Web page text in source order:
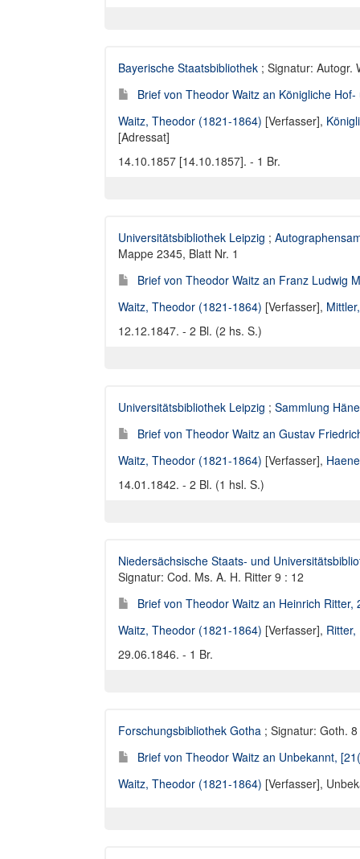
Bayerische Staatsbibliothek ; Signatur: Autogr.
Brief von Theodor Waitz an Königliche
Waitz, Theodor (1821-1864) [Verfasser],
[Adressat]
14.10.1857 [14.10.1857]. - 1 Br.
Universitätsbibliothek Leipzig ;
Mappe 2345, Blatt Nr. 1
Brief von Theodor Waitz an Franz Ludwig
Waitz, Theodor (1821-1864) [Verfasser],
12.12.1847. - 2 Bl. (2 hs. S.)
Universitätsbibliothek Leipzig ; Sammlung
Brief von Theodor Waitz an Gustav
Waitz, Theodor (1821-1864) [Verfasser],
14.01.1842. - 2 Bl. (1 hsl. S.)
Niedersächsische Staats- und
Signatur: Cod. Ms. A. H. Ritter 9 : 12
Brief von Theodor Waitz an Heinrich Ritter,
Waitz, Theodor (1821-1864) [Verfasser],
29.06.1846. - 1 Br.
Forschungsbibliothek Gotha ; Signatur: Goth.
Brief von Theodor Waitz an Unbekannt,
Waitz, Theodor (1821-1864) [Verfasser],